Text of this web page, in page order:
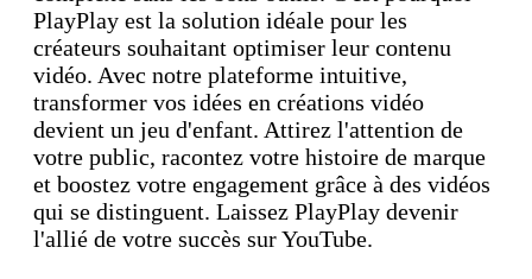
PlayPlay est la solution idéale pour les
créateurs souhaitant optimiser leur contenu
vidéo. Avec notre plateforme intuitive,
transformer vos idées en créations vidéo
devient un jeu d'enfant. Attirez l'attention de
votre public, racontez votre histoire de marque
et boostez votre engagement grâce à des vidéos
qui se distinguent. Laissez PlayPlay devenir
l'allié de votre succès sur YouTube.